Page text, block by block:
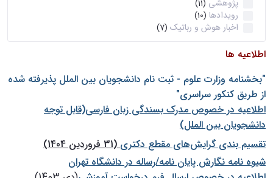
پژوهشی (11)
رویدادها (10)
اخبار هوش و رباتیک (7)
اطلاعیه ها
"بخشنامه وزارت علوم - ثبت نام دانشجويان بين الملل پذيرفته شده
از طريق كنكور سراسری"
اطلاعیه در خصوص مدرک بسندگی زبان فارسی(قابل توجه
دانشجویان بین الملل)
تقسیم بندی گرایش‌های مقطع دکتری(31 فروردین 1404)
شيوه نامه نگارش پايان نامه/رساله در دانشگاه تهران